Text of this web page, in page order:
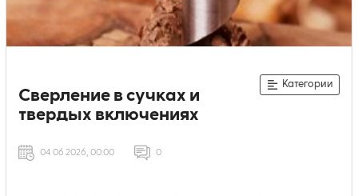
Сверление в сучках и
твердых включениях
Категории
04 06 2026, 00:00 0